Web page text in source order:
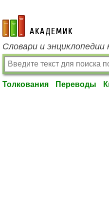
academic.ru
Словари и энциклопедии
Толкования Переводы